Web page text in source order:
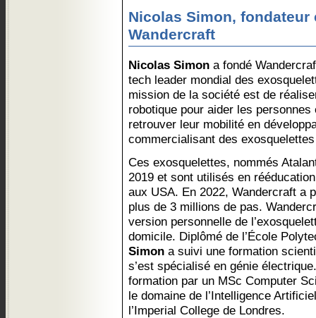
Nicolas Simon, fondateur
Wandercraft
Nicolas Simon a fondé
tech leader mondial des
mission de la société est de
robotique pour aider les
retrouver leur mobilité en
commercialisant des
Ces exosquelettes, nommés
2019 et sont utilisés en
aux USA. En 2022, Wandercraft a
plus de 3 millions de pas.
version personnelle de
domicile. Diplômé de l’École
Simon a suivi une formation
s’est spécialisé en génie
formation par un MSc Computer
le domaine de l’Intelligence
l’Imperial College de Londres.